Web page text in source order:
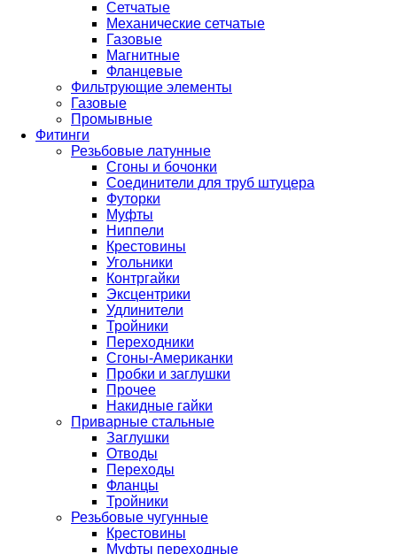
Сетчатые
Механические сетчатые
Газовые
Магнитные
Фланцевые
Фильтрующие элементы
Газовые
Промывные
Фитинги
Резьбовые латунные
Сгоны и бочонки
Соединители для труб штуцера
Футорки
Муфты
Ниппели
Крестовины
Угольники
Контргайки
Эксцентрики
Удлинители
Тройники
Переходники
Сгоны-Американки
Пробки и заглушки
Прочее
Накидные гайки
Приварные стальные
Заглушки
Отводы
Переходы
Фланцы
Тройники
Резьбовые чугунные
Крестовины
Муфты переходные